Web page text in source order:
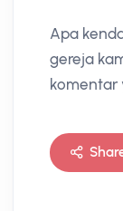
Apa
gereja
komentar